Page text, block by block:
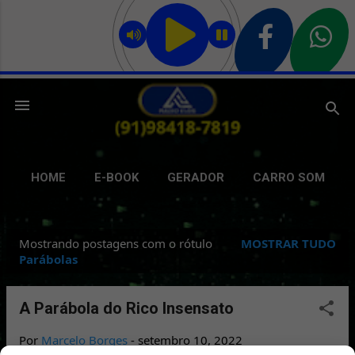
Pular para o conteúdo principal
HOME E-BOOK GERADOR CARRO SOM
GRAVAÇÃO MAIS…
BATE PAPO
o
Mostrando postagens com o rótulo
Parábolas
MOSTRAR TUDO
A Parábola do Rico Insensato
Por Marcelo Borges - setembro 10, 2022